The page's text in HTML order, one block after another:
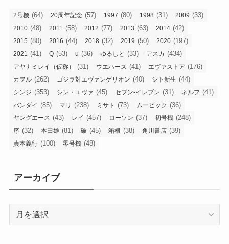
2号機 (64) 20周年記念 (57) 1997 (80) 1998 (31) 2009 (33)
2010 (48) 2011 (58) 2012 (77) 2013 (63) 2014 (42)
2015 (80) 2016 (44) 2018 (32) 2019 (50) 2020 (197)
2021 (41) Q (53) u (36) ゆるしと (33) アスカ (434)
アヤナミレイ（仮称） (31) ウエハース (41) エヴァストア (176)
カヲル (262) ゴジラ対エヴァンゲリオン (40) シト新生 (44)
シンジ (353) シン・エヴァ (45) セブン-イレブン (31) ネルフ (41)
バンダイ (85) マリ (238) ミサト (73) ムービック (36)
ヤングエース (43) レイ (457) ローソン (37) 初号機 (248)
序 (32) 本田雄 (81) 破 (45) 箱根 (38) 角川書店 (39)
貞本義行 (100) 零号機 (48)
アーカイブ